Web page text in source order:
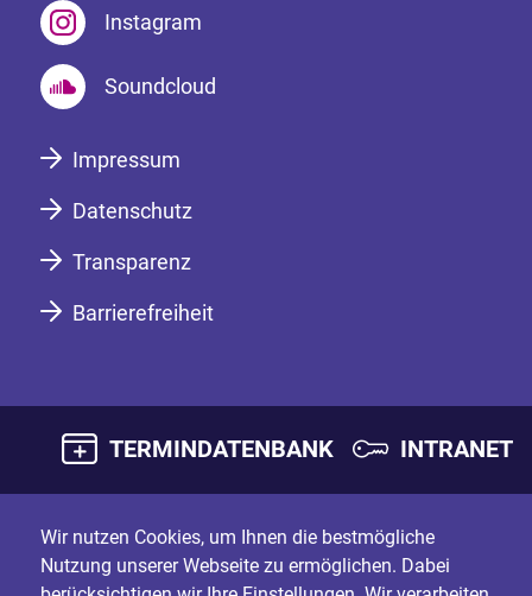
Instagram
Soundcloud
Impressum
Datenschutz
Transparenz
Barrierefreiheit
TERMINDATENBANK INTRANET
Wir nutzen Cookies, um Ihnen die bestmögliche
Nutzung unserer Webseite zu ermöglichen. Dabei